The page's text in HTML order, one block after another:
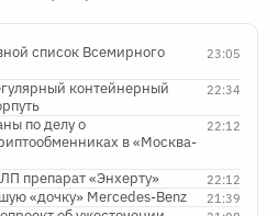
23:05
список Всемирного
22:34
контейнерный
22:12
по делу о
в «Москва-
22:12
препарат «Энхерту»
21:39
«дочку» Mercedes-Benz